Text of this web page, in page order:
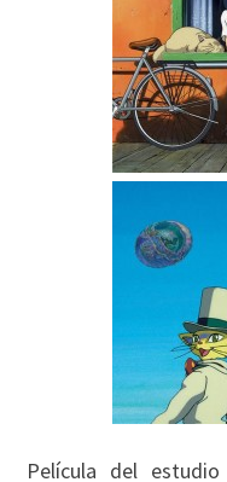
Película del estudio